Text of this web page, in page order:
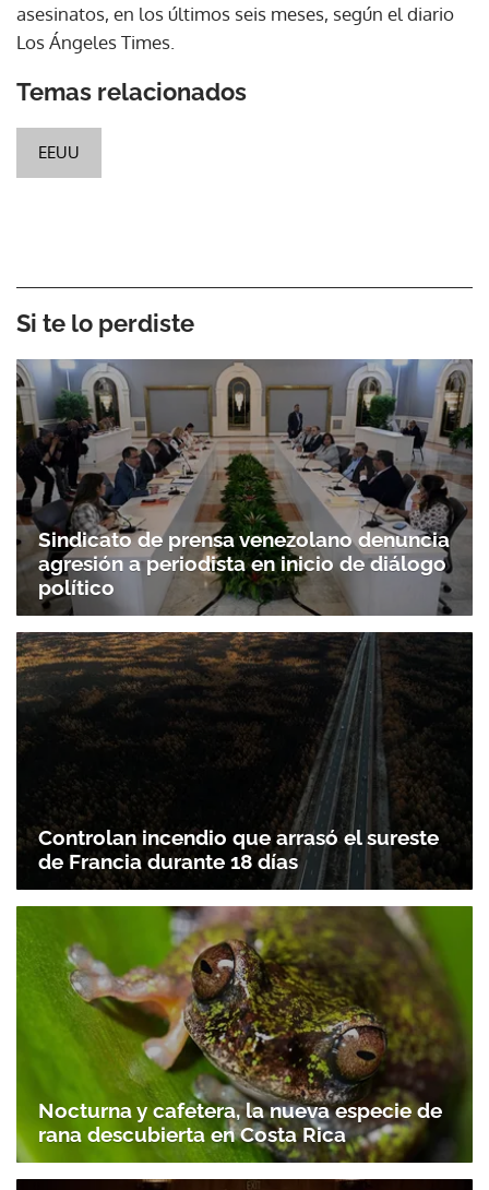
asesinatos, en los últimos seis meses, según el diario
Los Ángeles Times.
Temas relacionados
EEUU
Si te lo perdiste
Sindicato de prensa venezolano denuncia
agresión a periodista en inicio de diálogo
político
Controlan incendio que arrasó el sureste
de Francia durante 18 días
Nocturna y cafetera, la nueva especie de
rana descubierta en Costa Rica